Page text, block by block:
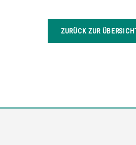
ZURÜCK ZUR